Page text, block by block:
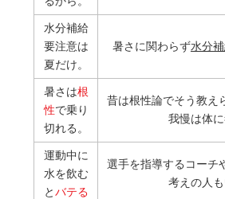
水分補給
要注意は
夏だけ。
暑さに関わらず水分
暑さは根
性で乗り
切れる。
昔は根性論でそう教え
我慢は体に
運動中に
水を飲む
とバテる
選手を指導するコーチ
考えの人も